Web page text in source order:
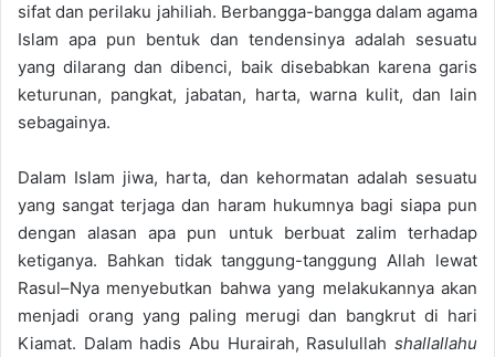
sifat dan perilaku jahiliah. Berbangga-bangga dalam agama
Islam apa pun bentuk dan tendensinya adalah sesuatu
yang dilarang dan dibenci, baik disebabkan karena garis
keturunan, pangkat, jabatan, harta, warna kulit, dan lain
sebagainya.
Dalam Islam jiwa, harta, dan kehormatan adalah sesuatu
yang sangat terjaga dan haram hukumnya bagi siapa pun
dengan alasan apa pun untuk berbuat zalim terhadap
ketiganya. Bahkan tidak tanggung-tanggung Allah lewat
Rasul–Nya menyebutkan bahwayang melakukannya akan
menjadi orang yang paling merugi dan bangkrut di hari
Kiamat. Dalam hadis Abu Hurairah, Rasulullahshallallahu